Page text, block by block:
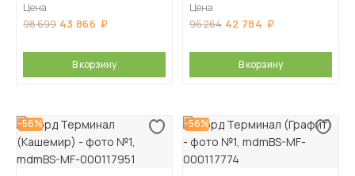
Цена
98 699 43 866
В корзину
Цена
96 264 42 784
В корзину
-56% -56%